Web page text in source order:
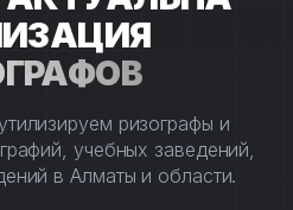
ризографы и
учебных заведений,
в Алматы и области.